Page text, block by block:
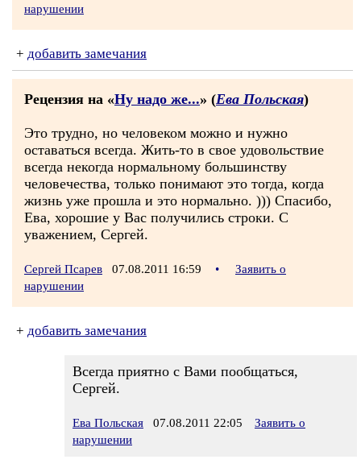
нарушении
+ добавить замечания
Рецензия на «Ну надо же...» (Ева Польская)
Это трудно, но человеком можно и нужно
оставаться всегда. Жить-то в свое удовольствие
всегда некогда нормальному большинству
человечества, только понимают это тогда, когда
жизнь уже прошла и это нормально. ))) Спасибо,
Ева, хорошие у Вас получились строки. С
уважением, Сергей.
Сергей Псарев 07.08.2011 16:59 •
Заявить о
нарушении
+ добавить замечания
Всегда приятно с Вами пообщаться,
Сергей.
Ева Польская 07.08.2011 22:05
Заявить о
нарушении